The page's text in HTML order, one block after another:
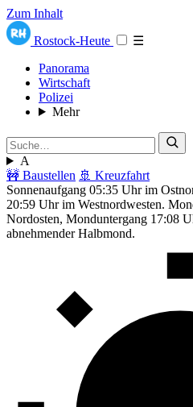
Zum Inhalt
Rostock-Heute
☰
Panorama
Wirtschaft
Polizei
Mehr
A
🚧 Baustellen 🚢 Kreuzfahrt
Sonnenaufgang 05:35 Uhr im
20:59 Uhr im Westnordwesten.
Nordosten, Monduntergang 17:08
abnehmender Halbmond.